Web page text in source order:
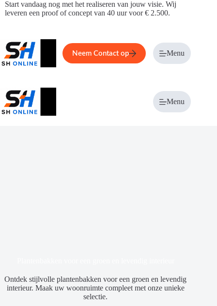
Ga
naar
Start vandaag nog met het realiseren van jouw visie. Wij
leveren een proof of concept van 40 uur voor € 2.500.
Home Service Over ons
Neem Contact op Menu
Menu
Ontdek stijlvolle plantenbakken voor een groen en levendig
interieur. Maak uw woonruimte compleet met onze unieke
selectie.